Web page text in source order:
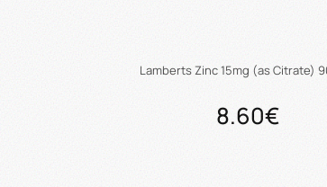
Lamberts Zinc 15mg (as Citrate)
8.60€